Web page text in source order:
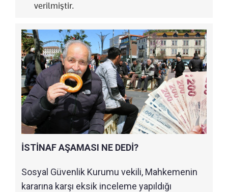
verilmiştir.
İSTİNAF AŞAMASI NE DEDİ?
Sosyal Güvenlik Kurumu vekili, Mahkemenin
kararına karşı eksik inceleme yapıldığı